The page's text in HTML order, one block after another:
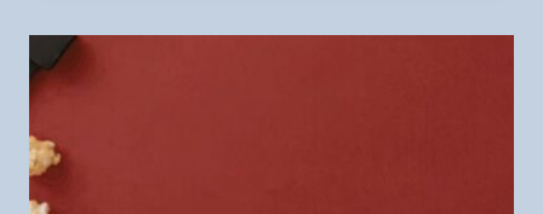
TUTULUR?